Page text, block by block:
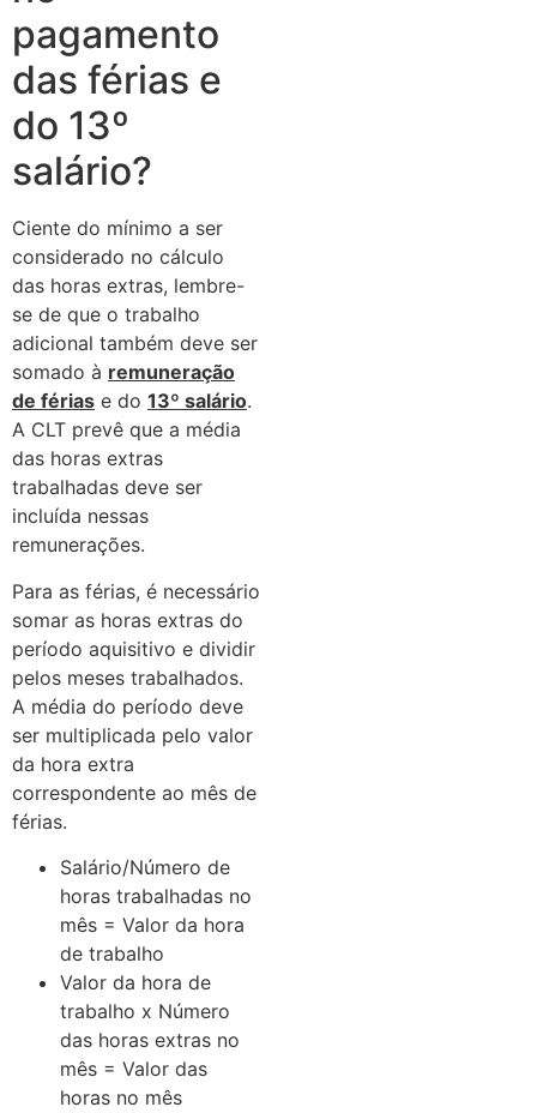
pagamento
das férias e
do 13º
salário?
Ciente do mínimo a ser
considerado no cálculo
das horas extras, lembre-
se de que o trabalho
adicional também deve ser
somado à remuneração
de férias e do 13º salário.
A CLT prevê que a média
das horas extras
trabalhadas deve ser
incluída nessas
remunerações.
Para as férias, é necessário
somar as horas extras do
período aquisitivo e dividir
pelos meses trabalhados.
A média do período deve
ser multiplicada pelo valor
da hora extra
correspondente ao mês de
férias.
Salário/Número de
horas trabalhadas no
mês = Valor da hora
de trabalho
Valor da hora de
trabalho x Número
das horas extras no
mês = Valor das
horas no mês